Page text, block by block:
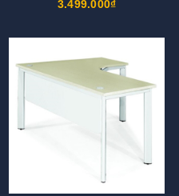
3.499.000₫